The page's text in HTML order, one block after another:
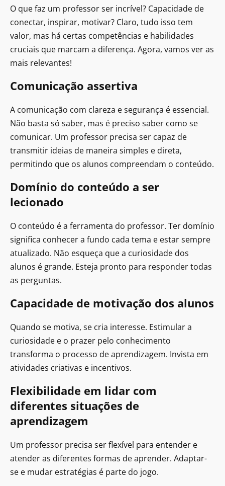
O que faz um professor ser incrível? Capacidade de
conectar, inspirar, motivar? Claro, tudo isso tem
valor, mas há certas competências e habilidades
cruciais que marcam a diferença. Agora, vamos ver as
mais relevantes!
Comunicação assertiva
A comunicação com clareza e segurança é essencial.
Não basta só saber, mas é preciso saber como se
comunicar. Um professor precisa ser capaz de
transmitir ideias de maneira simples e direta,
permitindo que os alunos compreendam o conteúdo.
Domínio do conteúdo a ser
lecionado
O conteúdo é a ferramenta do professor. Ter domínio
significa conhecer a fundo cada tema e estar sempre
atualizado. Não esqueça que a curiosidade dos
alunos é grande. Esteja pronto para responder todas
as perguntas.
Capacidade de motivação dos alunos
Quando se motiva, se cria interesse. Estimular a
curiosidade e o prazer pelo conhecimento
transforma o processo de aprendizagem. Invista em
atividades criativas e incentivos.
Flexibilidade em lidar com
diferentes situações de
aprendizagem
Um professor precisa ser flexível para entender e
atender as diferentes formas de aprender. Adaptar-
se e mudar estratégias é parte do jogo.